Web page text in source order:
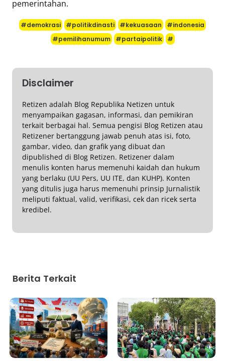
pemerintahan.
#demokrasi #politikdinasti #kekuasaan
#indonesia
#pemilihanumum
#partaipolitik #
Disclaimer
Retizen adalah Blog Republika Netizen untuk
menyampaikan gagasan, informasi, dan pemikiran
terkait berbagai hal. Semua pengisi Blog Retizen atau
Retizener bertanggung jawab penuh atas isi, foto,
gambar, video, dan grafik yang dibuat dan
dipublished di Blog Retizen. Retizener dalam
menulis konten harus memenuhi kaidah dan hukum
yang berlaku (UU Pers, UU ITE, dan KUHP). Konten
yang ditulis juga harus memenuhi prinsip Jurnalistik
meliputi faktual, valid, verifikasi, cek dan ricek serta
kredibel.
Berita Terkait